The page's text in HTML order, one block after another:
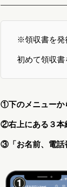
※領収書を発
初めて領収書
①下のメニューか
②右上にある３本
③「お名前、電話